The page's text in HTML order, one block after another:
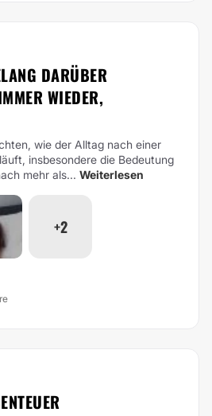
DARÜBER
WIEDER,
wie der Alltag nach einer
insbesondere die Bedeutung
mehr als... Weiterlesen
+2